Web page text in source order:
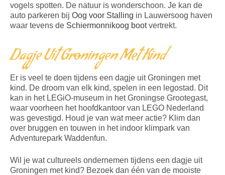
vogels spotten. De natuur is wonderschoon. Je kan de
auto parkeren bij Oog voor Stalling in Lauwersoog haven
waar tevens de Schiermonnikoog bootvertrekt.
Dagje Uit Groningen Met Kind
Er is veel te doen tijdens een dagje uit Groningen met
kind. De droom van elk kind, spelen in een legostad. Dit
kan in het LEGiO-museum in het Groningse Grootegast,
waar voorheen het hoofdkantoor van LEGO Nederland
was gevestigd. Houd je van wat meer actie? Klim dan
over bruggen en touwen in het indoor klimpark van
Adventurepark Waddenfun.
Wil je wat cultureels ondernemen tijdens een dagje uit
Groningen met kind? Bezoek dan één van de mooiste